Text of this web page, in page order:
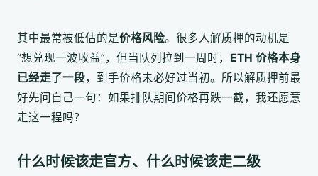
其中最常被低估的是价格风险。很多人解质押的动机是
“想兑现一波收益”，但当队列拉到一周时， ETH 价格本身
已经走了一段，到手价格未必好过当初。所以解质押前最
好先问自己一句：如果排队期间价格再跌一截，我还愿意
走这一程吗？
什么时候该走官方、什么时候该走二级